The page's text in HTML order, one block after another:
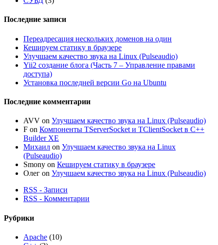
Последние записи
Переадресация нескольких доменов на один
Кешируем статику в браузере
Улучшаем качество звука на Linux (Pulseaudio)
Yii2 создание блога (Часть 7 – Управление правами
доступа)
Установка последней версии Go на Ubuntu
Последние комментарии
AVV on Улучшаем качество звука на Linux (Pulseaudio)
F on Компоненты TServerSocket и TClientSocket в C++
Builder XE
Михаил on Улучшаем качество звука на Linux
(Pulseaudio)
Smony on Кешируем статику в браузере
Олег on Улучшаем качество звука на Linux (Pulseaudio)
RSS - Записи
RSS - Комментарии
Рубрики
Apache (10)